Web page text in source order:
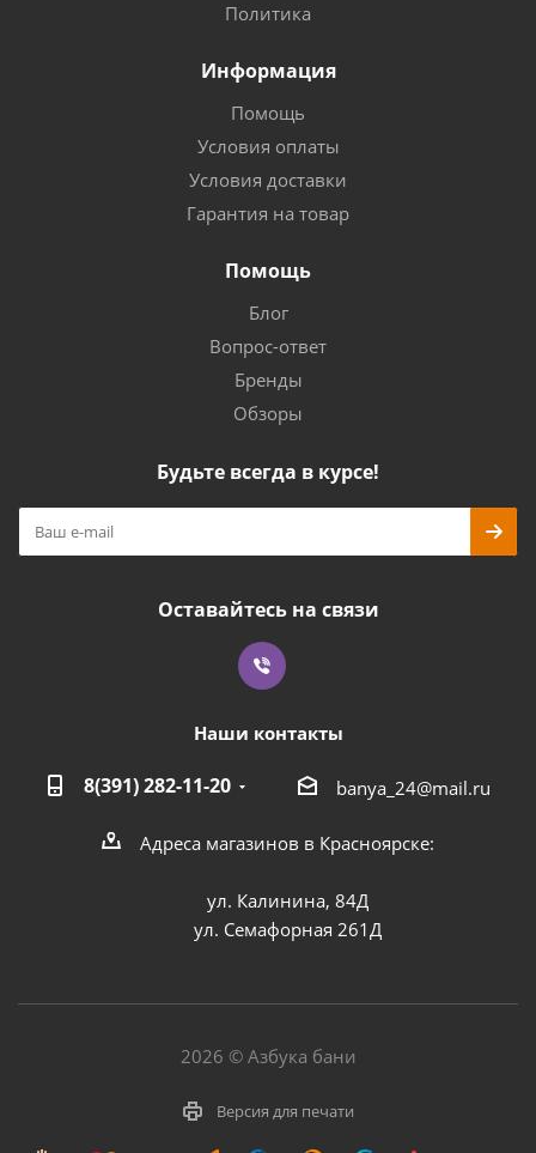
Политика
Информация
Помощь
Условия оплаты
Условия доставки
Гарантия на товар
Помощь
Блог
Вопрос-ответ
Бренды
Обзоры
Будьте всегда в курсе!
Оставайтесь на связи
Наши контакты
8(391) 282-11-20 banya_24@mail.ru
Адреса магазинов в Красноярске:
ул. Калинина, 84Д
ул. Семафорная 261Д
2026 © Азбука бани
Версия для печати